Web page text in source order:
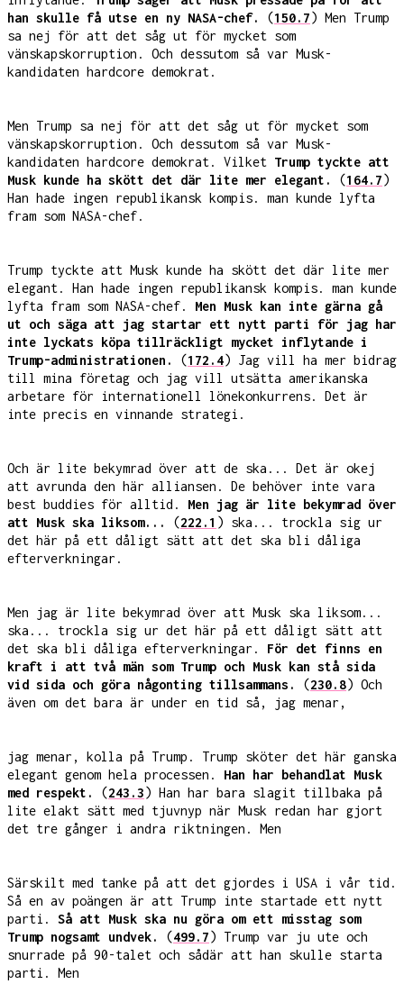
han skulle få utse en ny NASA-chef.
(150.7) Men Trump
sa nej för att det såg ut för mycket som
vänskapskorruption. Och dessutom så var Musk-
kandidaten hardcore demokrat.
Men Trump sa nej för att det såg ut för mycket som
vänskapskorruption. Och dessutom så var Musk-
kandidaten hardcore demokrat. Vilket Trump tyckte att
Musk kunde ha skött det där lite mer elegant.
(164.7)
Han hade ingen republikansk kompis. man kunde lyfta
fram som NASA-chef.
Trump tyckte att Musk kunde ha skött det där lite mer
elegant. Han hade ingen republikansk kompis. man kunde
lyfta fram som NASA-chef. Men Musk kan inte gärna gå
ut och säga att jag startar ett nytt parti för jag har
inte lyckats köpa tillräckligt mycket inflytande i
Trump-administrationen.
(172.4) Jag vill ha mer bidrag
till mina företag och jag vill utsätta amerikanska
arbetare för internationell lönekonkurrens. Det är
inte precis en vinnande strategi.
Och är lite bekymrad över att de ska... Det är okej
att avrunda den här alliansen. De behöver inte vara
best buddies för alltid. Men jag är lite bekymrad över
att Musk ska liksom...
(222.1 ) ska... trockla sig ur
det här på ett dåligt sätt att det ska bli dåliga
efterverkningar.
Men jag är lite bekymrad över att Musk ska liksom...
ska... trockla sig ur det här på ett dåligt sätt att
det ska bli dåliga efterverkningar. För det finns en
kraft i att två män som Trump och Musk kan stå sida
vid sida och göra någonting tillsammans.
(230.8) Och
även om det bara är under en tid så, jag menar,
jag menar, kolla på Trump. Trump sköter det här ganska
elegant genom hela processen. Han har behandlat Musk
med respekt.
(243.3) Han har bara slagit tillbaka på
lite elakt sätt med tjuvnyp när Musk redan har gjort
det tre gånger i andra riktningen. Men
Särskilt med tanke på att det gjordes i USA i vår tid.
Så en av poängen är att Trump inte startade ett nytt
parti. Så att Musk ska nu göra om ett misstag som
Trump nogsamt undvek.
(499.7) Trump var ju ute och
snurrade på 90-talet och sådär att han skulle starta
parti. Men